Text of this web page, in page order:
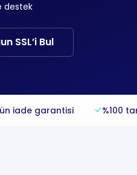
destek
SSL’i Bul
iade garantisi %100